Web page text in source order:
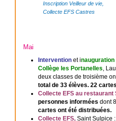
Inscription Veilleur de vie,
Collecte EFS Castres
Mai
Intervention et i
Collège les Portanelles,
deux classes de troisième
total de 33 élèves. 22
Collecte EFS au restaurant
personnes informées dont
cartes ont été distribuées.
Collecte EFS, Saint Sulpice :